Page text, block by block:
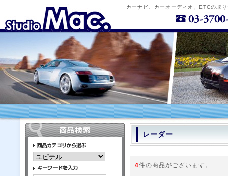
カーナビ、カーオーディオ、ETCの取
レーダー
4件の商品がございます。